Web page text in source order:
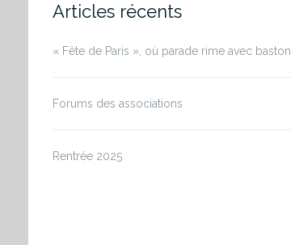
Articles récents
« Fête de Paris », où parade rime avec baston
Forums des associations
Rentrée 2025